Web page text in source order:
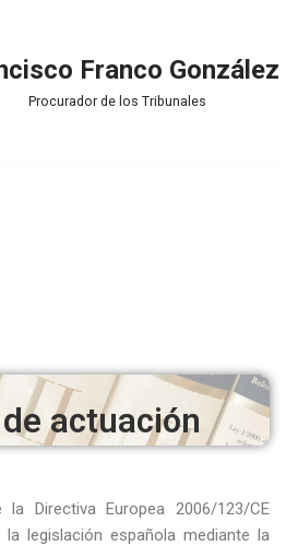
Franco González
Procurador de los Tribunales
actuación
Directiva Europea 2006/123/CE
legislación española mediante la